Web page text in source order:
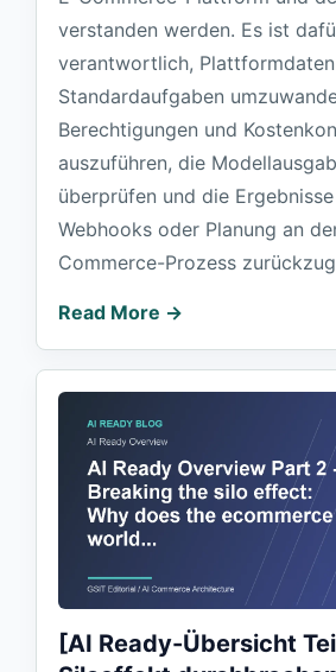
verstanden werden. Es ist
verantwortlich,
Standardaufgaben
Berechtigungen und
auszuführen, die
überprüfen und die
Webhooks oder Planung an
Commerce-Prozess
Read More →
[AI Ready-Übersicht